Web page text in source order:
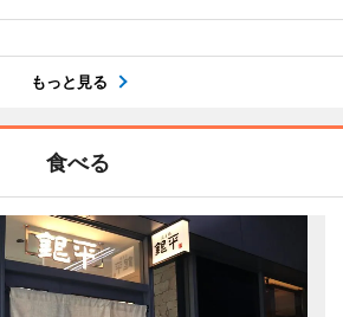
もっと見る
食べる